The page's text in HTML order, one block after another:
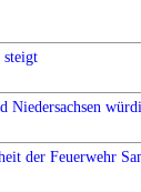
steigt
Niedersachsen
der Feuerwehr